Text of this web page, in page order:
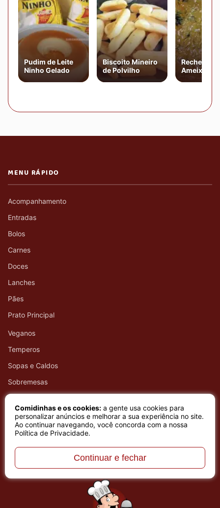
Pudim de Leite
Ninho Gelado
Biscoito Mineiro
de Polvilho
Recheio de
Ameixa
MENU RÁPIDO
Acompanhamento
Entradas
Bolos
Carnes
Doces
Lanches
Pães
Prato Principal
Veganos
Temperos
Sopas e Caldos
Sobremesas
Ano Novo
Festa Junina
Páscoa
Comidinhas e os cookies: a gente usa cookies para
personalizar anúncios e melhorar a sua experiência no site.
Ao continuar navegando, você concorda com a nossa
Política de Privacidade.
Continuar e fechar